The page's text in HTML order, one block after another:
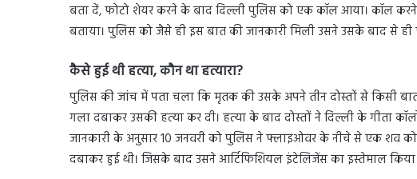
बता दें, फोटो शेयर करने के बाद दिल्ली पुलिस को एक कॉल आया। कॉल करने
बताया। पुलिस को जैसे ही इस बात की जानकारी मिली उसने उसके बाद से ही
कैसे हुई थी हत्या, कौन था हत्यारा?
पुलिस की जांच में पता चला कि मृतक की उसके अपने तीन दोस्तों से किसी
गला दबाकर उसकी हत्या कर दी। हत्या के बाद दोस्तों ने दिल्ली के गीता
जानकारी के अनुसार 10 जनवरी को पुलिस ने फ्लाइओवर के नीचे से एक शव
दबाकर हुई थी। जिसके बाद उसने आर्टिफिशियल इंटेलिजेंस का इस्तेमाल